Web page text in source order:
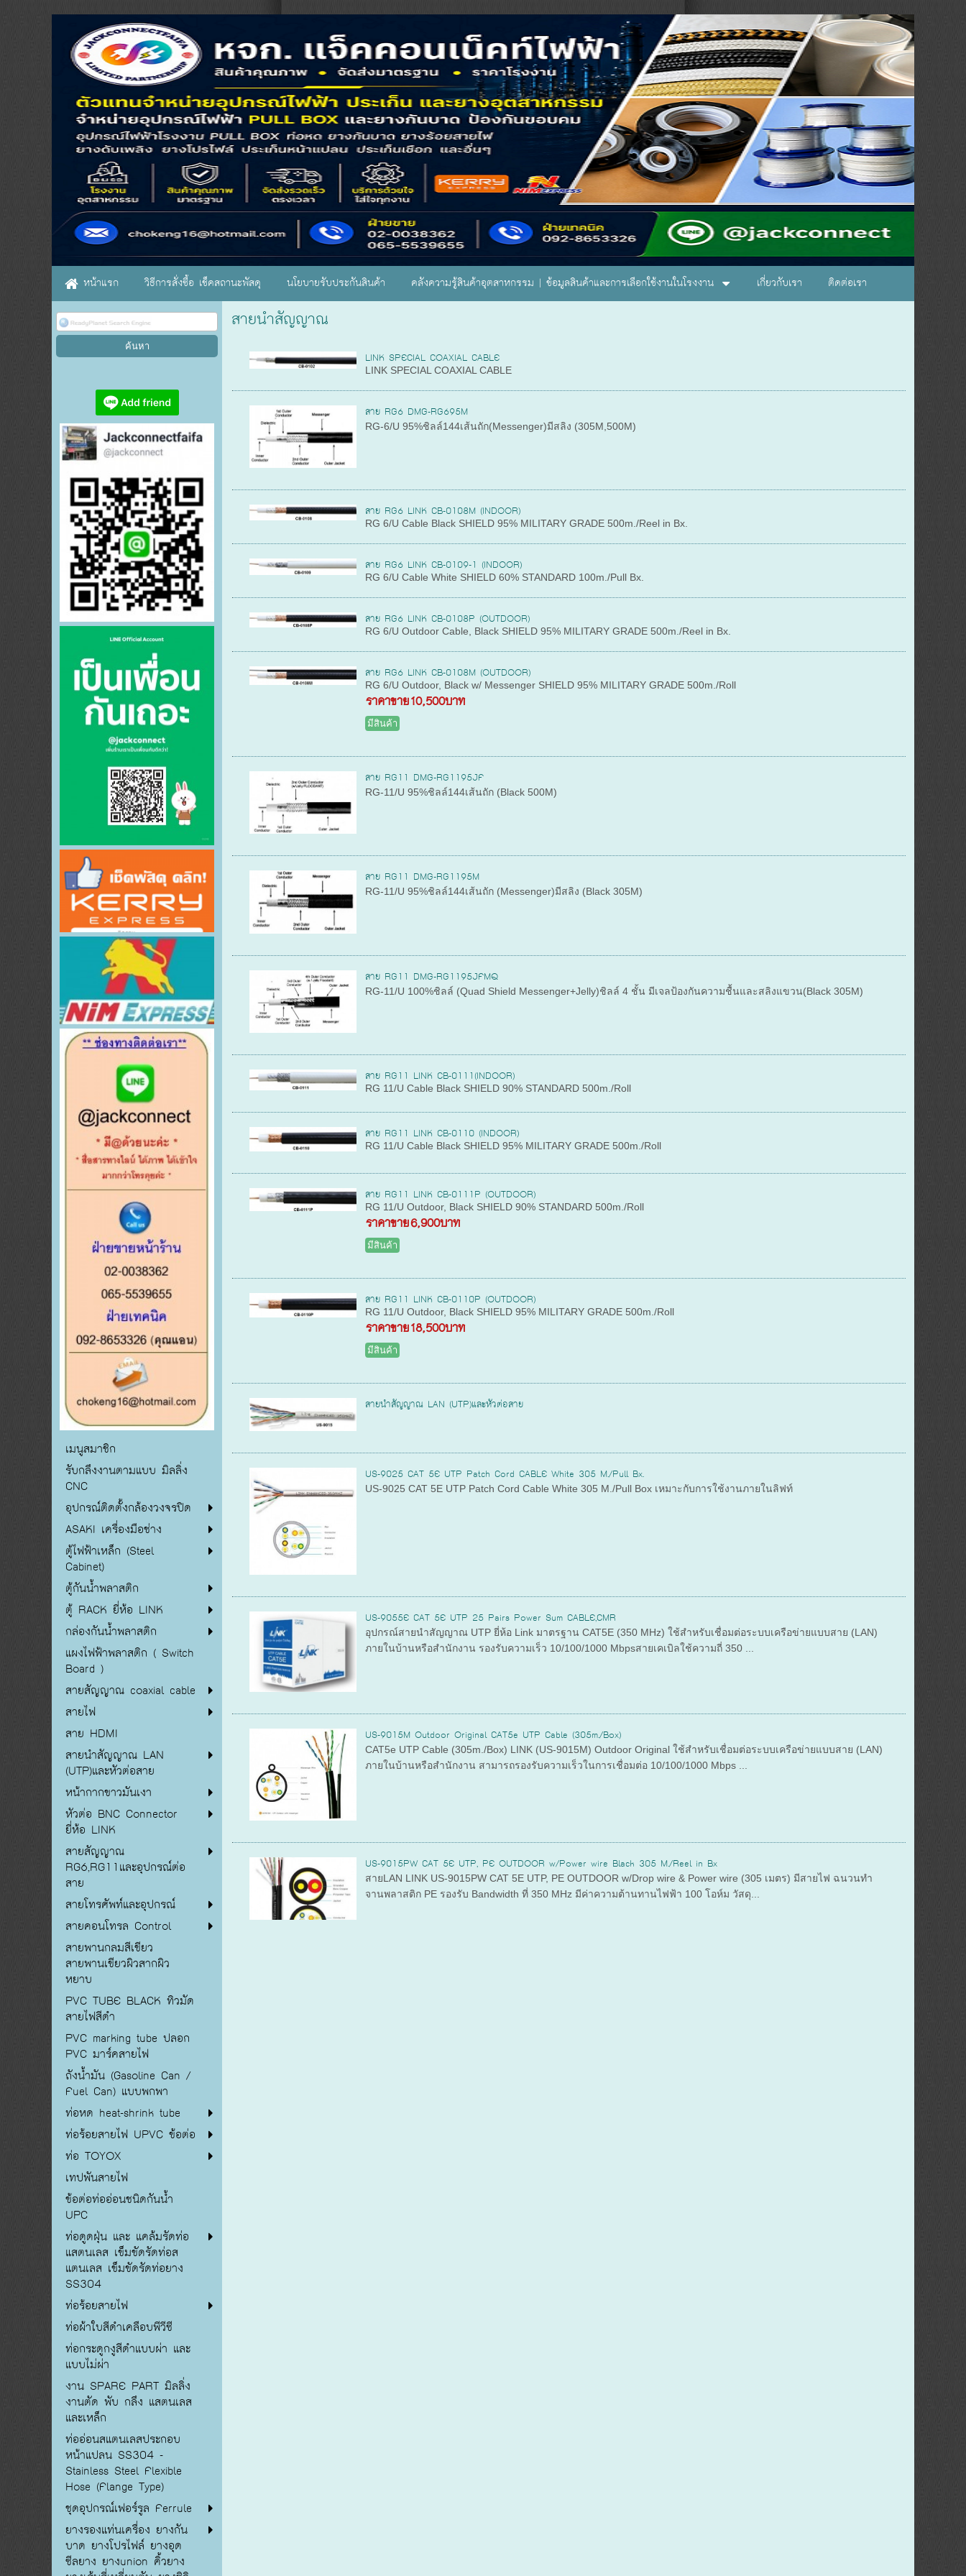
หน้าแรก วิธีการสั่งซื้อ เช็คสถานะพัสดุ นโยบายรับประกันสินค้า คลังความรู้สินค้าอุตสาหกรรม | ข้อมูลสินค้าและการเลือกใช้งานในโรงงาน เกี่ยวกับเรา ติดต่อเรา
เมนูสมาชิก
รับกลึงงานตามแบบ มิลลิ่ง
CNC
อุปกรณ์ติดตั้งกล้องวงจรปิด
ASAKI เครื่องมือช่าง
ตู้ไฟฟ้าเหล็ก (Steel
Cabinet)
ตู้กันน้ำพลาสติก
ตู้ RACK ยี่ห้อ LINK
กล่องกันน้ำพลาสติก
แผงไฟฟ้าพลาสติก ( Switch
Board )
สายสัญญาณ coaxial cable
สายไฟ
สาย HDMI
สายนำสัญญาณ LAN
(UTP)และหัวต่อสาย
หน้ากากขาวมันเงา
หัวต่อ BNC Connector
ยี่ห้อ LINK
สายสัญญาณ
RG6,RG11และอุปกรณ์ต่อ
สาย
สายโทรศัพท์และอุปกรณ์
สายคอนโทรล Control
สายพานกลมสีเขียว
สายพานเขียวผิวสากผิว
หยาบ
PVC TUBE BLACK ทิวมัด
สายไฟสีดำ
PVC marking tube ปลอก
PVC มาร์คสายไฟ
ถังน้ำมัน (Gasoline Can /
Fuel Can) แบบพกพา
ท่อหด heat-shrink tube
ท่อร้อยสายไฟ UPVC ข้อต่อ
ท่อ TOYOX
เทปพันสายไฟ
ข้อต่อท่ออ่อนชนิดกันน้ำ
UPC
ท่อดูดฝุ่น และ แคล้มรัดท่อ
แสตนเลส เข็มขัดรัดท่อส
แตนเลส เข็มขัดรัดท่อยาง
SS304
ท่อร้อยสายไฟ
ท่อผ้าใบสีดำเคลือบพีวีซี
ท่อกระดูกงูสีดำแบบผ่า และ
แบบไม่ผ่า
งาน SPARE PART มิลลิ่ง
งานตัด พับ กลึง แสตนเลส
และเหล็ก
ท่ออ่อนสแตนเลสประกอบ
หน้าแปลน SS304 -
Stainless Steel Flexible
Hose (Flange Type)
ชุดอุปกรณ์เฟอร์รูล Ferrule
ยางรองแท่นเครื่อง ยางกัน
บาด ยางโปรไฟล์ ยางอุด
ซีลยาง ยางunion คิ้วยาง
สายนำสัญญาณ
LINK SPECIAL COAXIAL CABLE
LINK SPECIAL COAXIAL CABLE
สาย RG6 DMG-RG695M
RG-6/U 95%ชิลล์144เส้นถัก(Messenger)มีสลิง (305M,500M)
สาย RG6 LINK CB-0108M (INDOOR)
RG 6/U Cable Black SHIELD 95% MILITARY GRADE 500m./Reel in Bx.
สาย RG6 LINK CB-0109-1 (INDOOR)
RG 6/U Cable White SHIELD 60% STANDARD 100m./Pull Bx.
สาย RG6 LINK CB-0108P (OUTDOOR)
RG 6/U Outdoor Cable, Black SHIELD 95% MILITARY GRADE 500m./Reel in Bx.
สาย RG6 LINK CB-0108M (OUTDOOR)
RG 6/U Outdoor, Black w/ Messenger SHIELD 95% MILITARY GRADE 500m./Roll
ราคาขาย10,500บาท
มีสินค้า
สาย RG11 DMG-RG1195JF
RG-11/U 95%ชิลล์144เส้นถัก (Black 500M)
สาย RG11 DMG-RG1195M
RG-11/U 95%ชิลล์144เส้นถัก (Messenger)มีสลิง (Black 305M)
สาย RG11 DMG-RG1195JFMQ
RG-11/U 100%ชิลล์ (Quad Shield Messenger+Jelly)ชิลล์ 4 ชั้น มีเจลป้องกันความชื้นและสลิงแขวน(Black 305M)
สาย RG11 LINK CB-0111(INDOOR)
RG 11/U Cable Black SHIELD 90% STANDARD 500m./Roll
สาย RG11 LINK CB-0110 (INDOOR)
RG 11/U Cable Black SHIELD 95% MILITARY GRADE 500m./Roll
สาย RG11 LINK CB-0111P (OUTDOOR)
RG 11/U Outdoor, Black SHIELD 90% STANDARD 500m./Roll
ราคาขาย6,900บาท
มีสินค้า
สาย RG11 LINK CB-0110P (OUTDOOR)
RG 11/U Outdoor, Black SHIELD 95% MILITARY GRADE 500m./Roll
ราคาขาย18,500บาท
มีสินค้า
สายนำสัญญาณ LAN (UTP)และหัวต่อสาย
US-9025 CAT 5E UTP Patch Cord CABLE White 305 M./Pull Bx.
US-9025 CAT 5E UTP Patch Cord Cable White 305 M./Pull Box เหมาะกับการใช้งานภายในลิฟท์
US-9055E CAT 5E UTP 25 Pairs Power Sum CABLE,CMR
อุปกรณ์สายนำสัญญาณ UTP ยี่ห้อ Link มาตรฐาน CAT5E (350 MHz) ใช้สำหรับเชื่อมต่อระบบเครือข่ายแบบสาย (LAN)
ภายในบ้านหรือสำนักงาน รองรับความเร็ว 10/100/1000 Mbpsสายเคเบิลใช้ความถี่ 350 ...
US-9015M Outdoor Original CAT5e UTP Cable (305m./Box)
CAT5e UTP Cable (305m./Box) LINK (US-9015M) Outdoor Original ใช้สำหรับเชื่อมต่อระบบเครือข่ายแบบสาย (LAN)
ภายในบ้านหรือสำนักงาน สามารถรองรับความเร็วในการเชื่อมต่อ 10/100/1000 Mbps ...
US-9015PW CAT 5E UTP, PE OUTDOOR w/Power wire Black 305 M./Reel in Bx
สายLAN LINK US-9015PW CAT 5E UTP, PE OUTDOOR w/Drop wire & Power wire (305 เมตร) มีสายไฟ ฉนวนทำ
จานพลาสติก PE รองรับ Bandwidth ที่ 350 MHz มีค่าความต้านทานไฟฟ้า 100 โอห์ม วัสดุ...